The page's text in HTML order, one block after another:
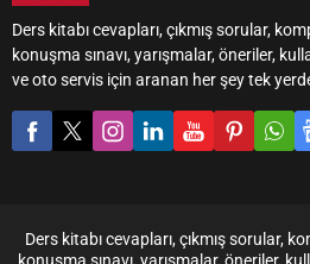
kendiliğinden oluşur, bazen
de insan eliyle daha rahat
tutulması, taşınması,
kullanılması ya da estetik
görünmesi için bu biçimde
yapılır. Bu nedenle böyle...
Ders kitabı cevapları, çıkmış sorular,
konuşma sınavı, yarışmalar, öneriler,
ve oto servis için aranan her şey tek
Ders kitabı cevapları, çıkmış sorular,
konuşma sınavı, yarışmalar, öneriler,